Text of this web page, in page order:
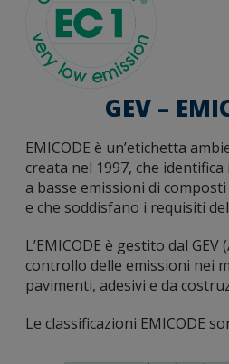
GEV –
EMICODE è un’etichetta
creata nel 1997, che
a basse emissioni di
e che soddisfano i requisiti
L’EMICODE è gestito dal
controllo delle emissioni nei
pavimenti, adesivi e da
Le classificazioni EMICODE